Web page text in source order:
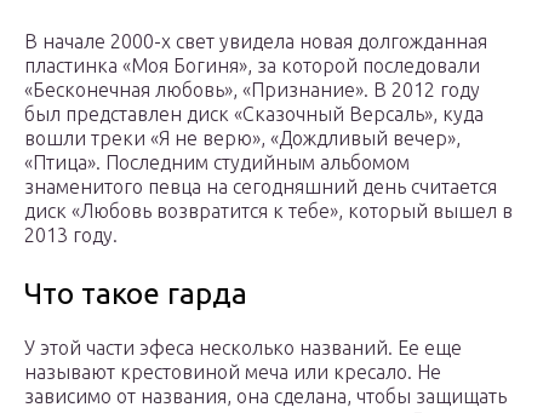
В начале 2000-х свет увидела новая долгожданная
пластинка «Моя Богиня», за которой последовали
«Бесконечная любовь», «Признание». В 2012 году
был представлен диск «Сказочный Версаль», куда
вошли треки «Я не верю», «Дождливый вечер»,
«Птица». Последним студийным альбомом
знаменитого певца на сегодняшний день считается
диск «Любовь возвратится к тебе», который вышел в
2013 году.
Что такое гарда
У этой части эфеса несколько названий. Ее еще
называют крестовиной меча или кресало. Не
зависимо от названия, она сделана, чтобы защищать